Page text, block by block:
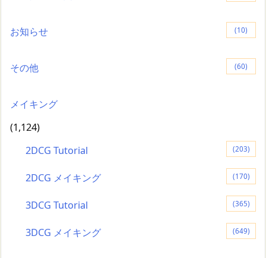
お知らせ (10)
その他 (60)
メイキング
(1,124)
2DCG Tutorial
(203)
2DCG メイキング (170)
3DCG Tutorial (365)
3DCG メイキング (649)